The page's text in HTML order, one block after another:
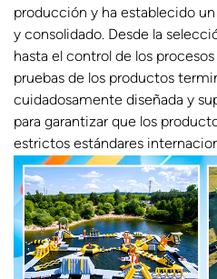
producción y ha establecido
y consolidado. Desde la
hasta el control de los
pruebas de los productos
cuidadosamente diseñada y
para garantizar que los
estrictos estándares